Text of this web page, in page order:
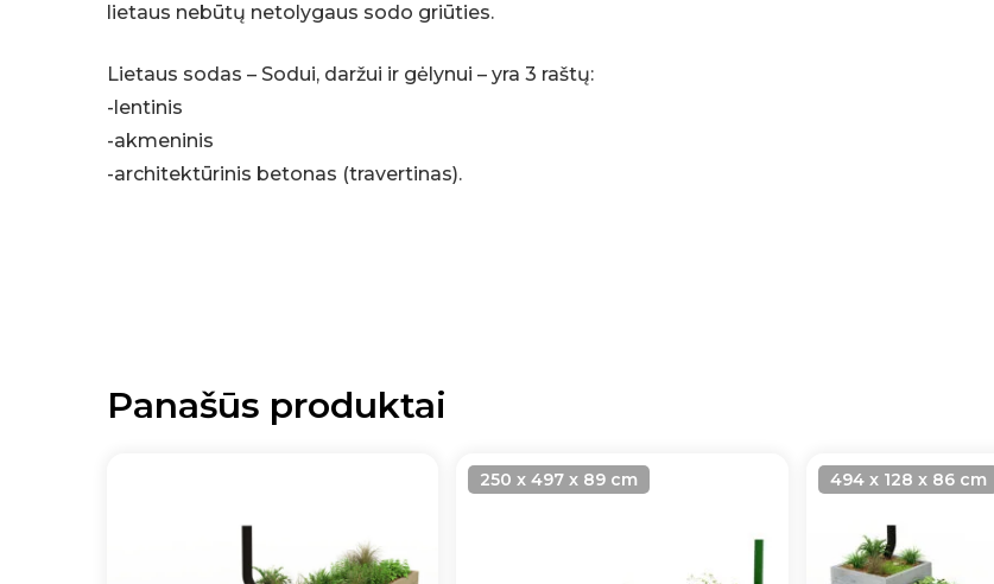
lietaus nebūtų netolygaus sodo griūties.
Lietaus sodas – Sodui, daržui ir gėlynui – yra 3 raštų:
-lentinis
-akmeninis
-architektūrinis betonas (travertinas).
Panašūs produktai
250 x 497 x 89 cm 494 x 128 x 86 cm